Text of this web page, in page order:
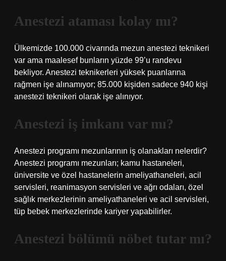
Anestezi ataması kolay mı?
Ülkemizde 100.000 civarında mezun anestezi teknikeri
var ama maalesef bunların yüzde 99’u randevu
bekliyor. Anestezi teknikerleri yüksek puanlarına
rağmen işe alınamıyor; 85.000 kişiden sadece 940 kişi
anestezi teknikeri olarak işe alınıyor.
Anestezi iş imkanı var mı?
Anestezi programı mezunlarının iş olanakları nelerdir?
Anestezi programı mezunları; kamu hastaneleri,
üniversite ve özel hastanelerin ameliyathaneleri, acil
servisleri, reanimasyon servisleri ve ağrı odaları, özel
sağlık merkezlerinin ameliyathaneleri ve acil servisleri,
tüp bebek merkezlerinde kariyer yapabilirler.
Anestezi bölümü nöbet tutar mı?